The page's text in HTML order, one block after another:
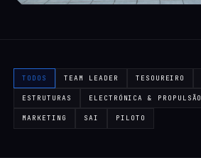
TODOS TEAM LEADER TESOUREIRO
ESTRUTURAS ELECTRÓNICA & PROPULSÃO
MARKETING SAI PILOTO